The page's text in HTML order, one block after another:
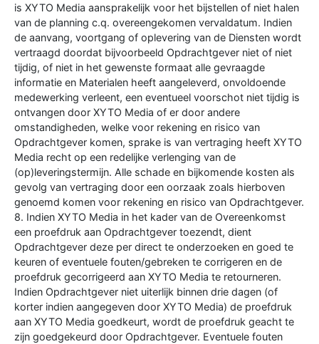
is XYTO Media aansprakelijk voor het bijstellen of niet halen
van de planning c.q. overeengekomen vervaldatum. Indien
de aanvang, voortgang of oplevering van de Diensten wordt
vertraagd doordat bijvoorbeeld Opdrachtgever niet of niet
tijdig, of niet in het gewenste formaat alle gevraagde
informatie en Materialen heeft aangeleverd, onvoldoende
medewerking verleent, een eventueel voorschot niet tijdig is
ontvangen door XYTO Media of er door andere
omstandigheden, welke voor rekening en risico van
Opdrachtgever komen, sprake is van vertraging heeft XYTO
Media recht op een redelijke verlenging van de
(op)leveringstermijn. Alle schade en bijkomende kosten als
gevolg van vertraging door een oorzaak zoals hierboven
genoemd komen voor rekening en risico van Opdrachtgever.
8. Indien XYTO Media in het kader van de Overeenkomst
een proefdruk aan Opdrachtgever toezendt, dient
Opdrachtgever deze per direct te onderzoeken en goed te
keuren of eventuele fouten/gebreken te corrigeren en de
proefdruk gecorrigeerd aan XYTO Media te retourneren.
Indien Opdrachtgever niet uiterlijk binnen drie dagen (of
korter indien aangegeven door XYTO Media) de proefdruk
aan XYTO Media goedkeurt, wordt de proefdruk geacht te
zijn goedgekeurd door Opdrachtgever. Eventuele fouten